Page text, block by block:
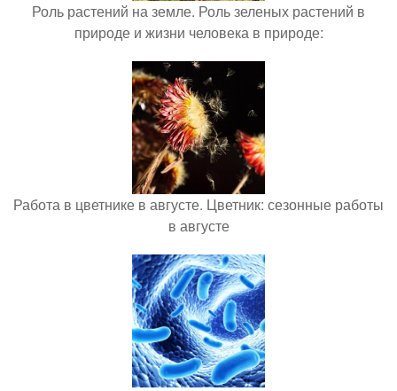
Роль растений на земле. Роль зеленых растений в
природе и жизни человека в природе:
Работа в цветнике в августе. Цветник: сезонные работы
в августе